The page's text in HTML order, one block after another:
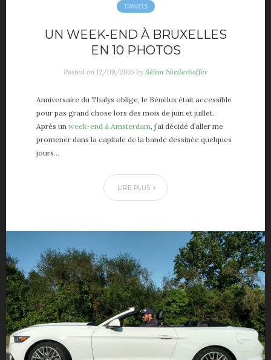
TRAVELS
UN WEEK-END À BRUXELLES
EN 10 PHOTOS
Posted on 12/09/2016 by Sélim Niederhoffer
Anniversaire du Thalys oblige, le Bénélux était accessible
pour pas grand chose lors des mois de juin et juillet.
Après un week-end à Amsterdam, j’ai décidé d’aller me
promener dans la capitale de la bande dessinée quelques
jours…
LIRE PLUS